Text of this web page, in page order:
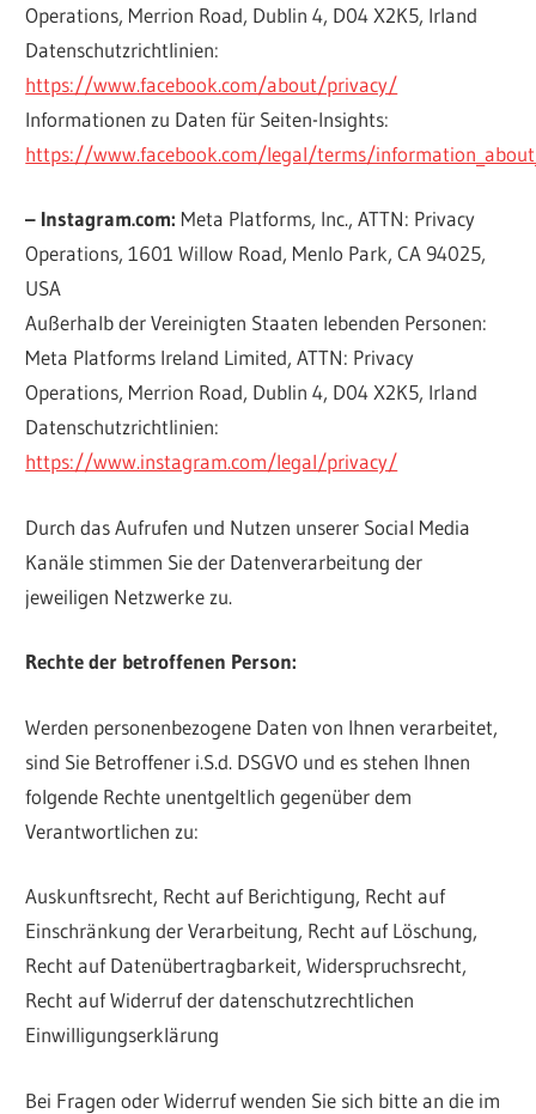
Operations, Merrion Road, Dublin 4, D04 X2K5, Irland
Datenschutzrichtlinien:
https://www.facebook.com/about/privacy/
Informationen zu Daten für Seiten-Insights:
https://www.facebook.com/legal/terms/
– Instagram.com: Meta Platforms, Inc., ATTN: Privacy
Operations, 1601 Willow Road, Menlo Park, CA 94025,
USA
Außerhalb der Vereinigten Staaten lebenden Personen:
Meta Platforms Ireland Limited, ATTN: Privacy
Operations, Merrion Road, Dublin 4, D04 X2K5, Irland
Datenschutzrichtlinien:
https://www.instagram.com/legal/privacy/
Durch das Aufrufen und Nutzen unserer Social Media
Kanäle stimmen Sie der Datenverarbeitung der
jeweiligen Netzwerke zu.
Rechte der betroffenen Person:
Werden personenbezogene Daten von Ihnen verarbeitet,
sind Sie Betroffener i.S.d. DSGVO und es stehen Ihnen
folgende Rechte unentgeltlich gegenüber dem
Verantwortlichen zu:
Auskunftsrecht, Recht auf Berichtigung, Recht auf
Einschränkung der Verarbeitung, Recht auf Löschung,
Recht auf Datenübertragbarkeit, Widerspruchsrecht,
Recht auf Widerruf der datenschutzrechtlichen
Einwilligungserklärung
Bei Fragen oder Widerruf wenden Sie sich bitte an die im